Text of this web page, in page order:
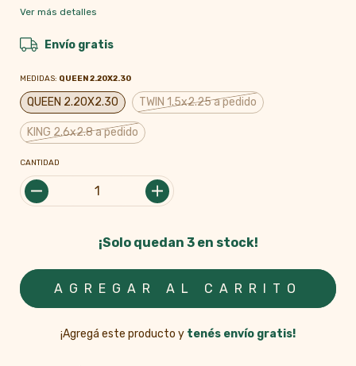
Ver más detalles
Envío gratis
MEDIDAS: QUEEN 2.20X2.30
QUEEN 2.20X2.30 TWIN 1.5x2.25 a pedido
KING 2.6x2.8 a pedido
CANTIDAD
¡Solo quedan 3en stock!
¡Agregá este producto y tenés envío gratis!